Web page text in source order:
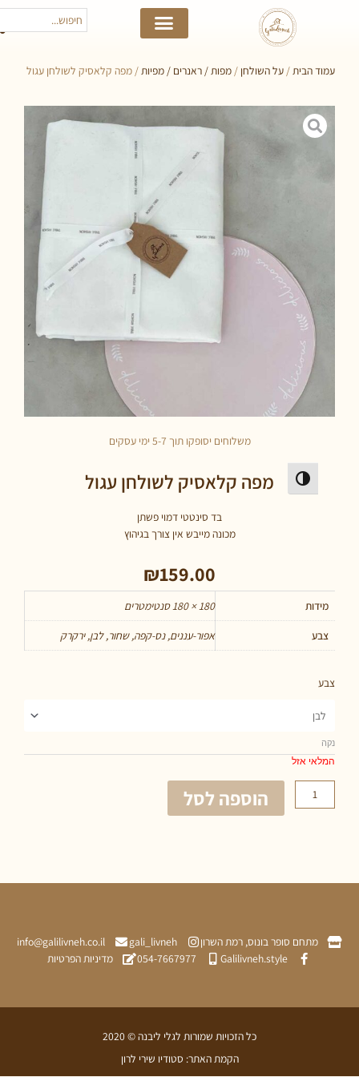
הפעל/כבה ניגודיות גבוהה
הבית/על השולחן/מפות / ראנרים / מפיות/ מפה קלאסיק לשולחן עגול
מפה קלאסיק לשולחן עגול
בד סינטטי דמוי פשתן
מכונה מייבש אין צורך בגיהוץ
₪159.00
אפור-עננים, נס-קפה, שחור, לבן, ירקרק
אזל
הוספה לסל
משלוחים יסופקו תוך 5-7 ימי עסקים
מתחם סופר בונוס, רמת השרון gali_livneh
info@galilivneh.co.il
Galilivneh.style
054-7667977 מדיניות הפרטיות
כל הזכויות שמורות לגלי ליבנה © 2020
הקמת האתר: סטודיו שירי לרון